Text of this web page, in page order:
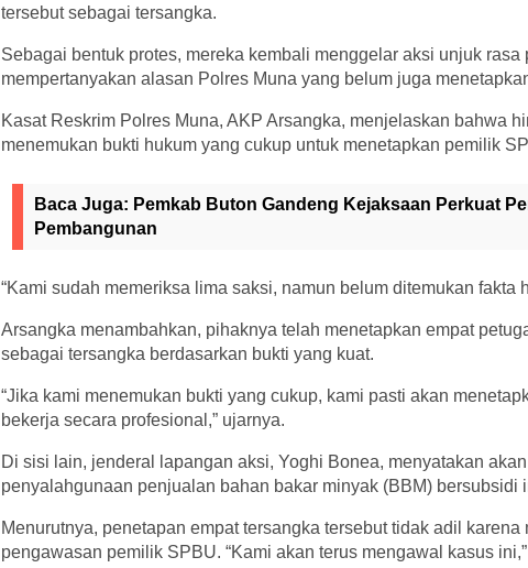
tersebut sebagai tersangka.
Sebagai bentuk protes, mereka kembali menggelar aksi unjuk rasa
mempertanyakan alasan Polres Muna yang belum juga
Kasat Reskrim Polres Muna, AKP Arsangka, menjelaskan bahwa
menemukan bukti hukum yang cukup untuk menetapkan pemilik
Baca Juga: Pemkab Buton Gandeng Kejaksaan Perkuat
Pembangunan
“Kami sudah memeriksa lima saksi, namun belum ditemukan fakta
Arsangka menambahkan, pihaknya telah menetapkan empat
sebagai tersangka berdasarkan bukti yang kuat.
“Jika kami menemukan bukti yang cukup, kami pasti akan
bekerja secara profesional,” ujarnya.
Di sisi lain, jenderal lapangan aksi, Yoghi Bonea, menyatakan
penyalahgunaan penjualan bahan bakar minyak (BBM) bersubsidi
Menurutnya, penetapan empat tersangka tersebut tidak adil
pengawasan pemilik SPBU. “Kami akan terus mengawal kasus